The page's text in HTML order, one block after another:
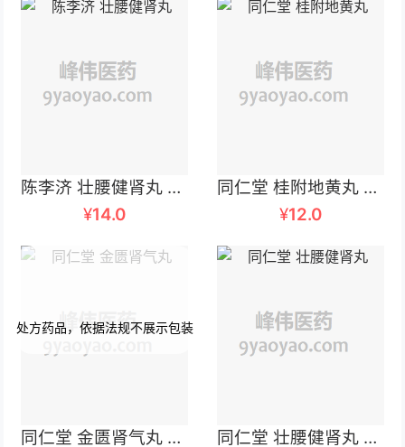
陈李济 壮腰健肾丸 5.6克×10丸
¥14.0
同仁堂 桂附地黄丸 360丸
¥12.0
同仁堂 金匮肾气丸 360粒 同仁堂 壮腰健肾丸 5.6克×10丸